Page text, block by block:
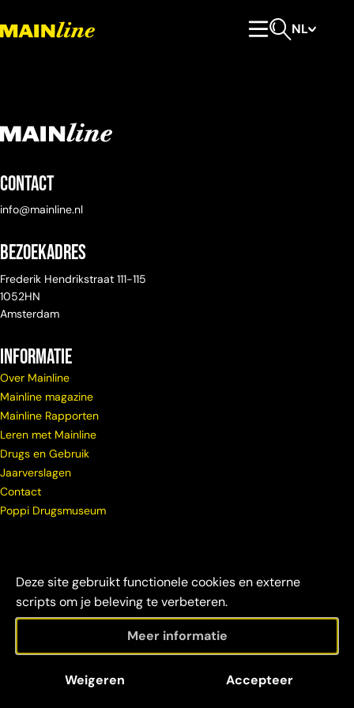
Deze site gebruikt functionele cookies en externe
scripts om je beleving te verbeteren.
Meer informatie
Weigeren Accepteer
NL
Contact
info@mainline.nl
Bezoekadres
Frederik Hendrikstraat 111-115
1052HN
Amsterdam
Informatie
Over Mainline
Mainline magazine
Mainline Rapporten
Leren met Mainline
Drugs en Gebruik
Jaarverslagen
Contact
Poppi Drugsmuseum
Mainline 2026
verantwoordelijkheid
credits